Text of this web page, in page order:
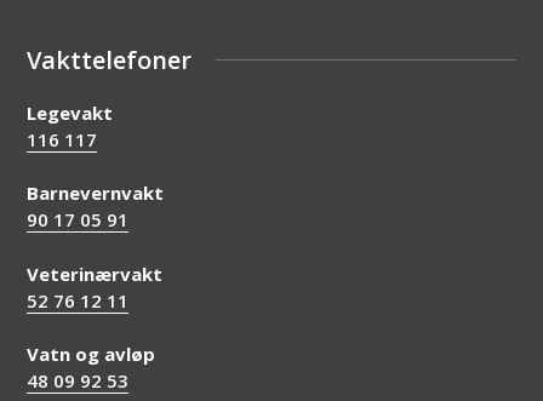
Vakttelefoner
Legevakt
116 117
Barnevernvakt
90 17 05 91
Veterinærvakt
52 76 12 11
Vatn og avløp
48 09 92 53